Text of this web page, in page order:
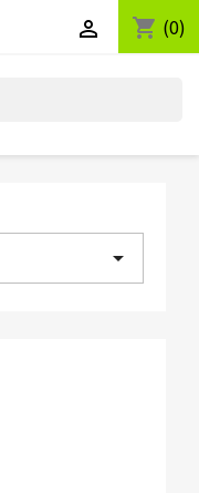
shopping_cart (0)

arrow_drop_down